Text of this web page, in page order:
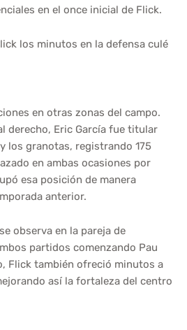
en el once inicial de Flick.
los minutos en la defensa culé
en otras zonas del campo.
derecho, Eric García fue titular
los granotas, registrando 175
en ambas ocasiones por
esa posición de manera
anterior.
observa en la pareja de
partidos comenzando Pau
Flick también ofreció minutos a
así la fortaleza del centro